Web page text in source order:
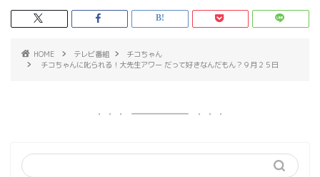
HOME テレビ番組
チコちゃん
チコちゃんに叱られる！大先生アワー だって好きなんだもん？９月２５日